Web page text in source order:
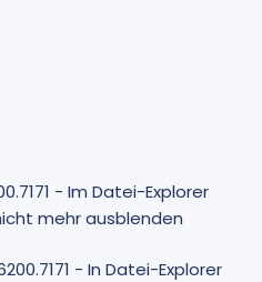
- Im Datei-Explorer
mehr ausblenden
- In Datei-Explorer